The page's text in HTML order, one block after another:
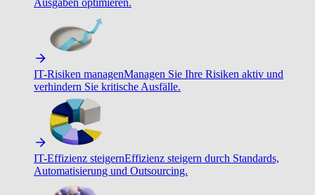
Ausgaben optimieren.
IT-Risiken managenManagen Sie Ihre Risiken aktiv und
verhindern Sie kritische Ausfälle.
IT-Effizienz steigernEffizienz steigern durch Standards,
Automatisierung und Outsourcing.